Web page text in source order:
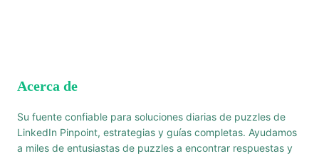
Acerca de
Su fuente confiable para soluciones diarias de puzzles de
LinkedIn Pinpoint, estrategias y guías completas. Ayudamos
a miles de entusiastas de puzzles a encontrar respuestas y